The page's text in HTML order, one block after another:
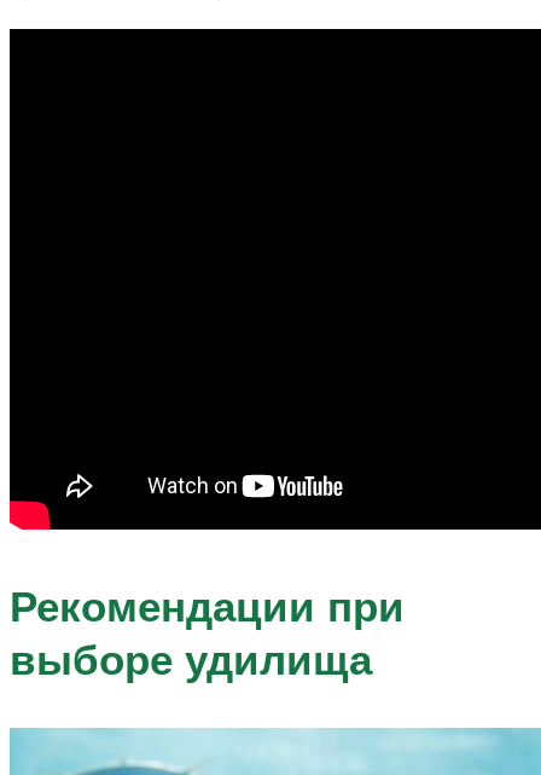
Рекомендации при
выборе удилища